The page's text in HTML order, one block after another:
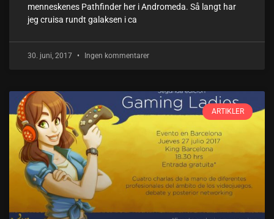
menneskenes Pathfinder her i Andromeda. Så langt har
jeg cruisa rundt galaksen i ca
30. juni, 2017 Ingen kommentarer
ARTIKLER